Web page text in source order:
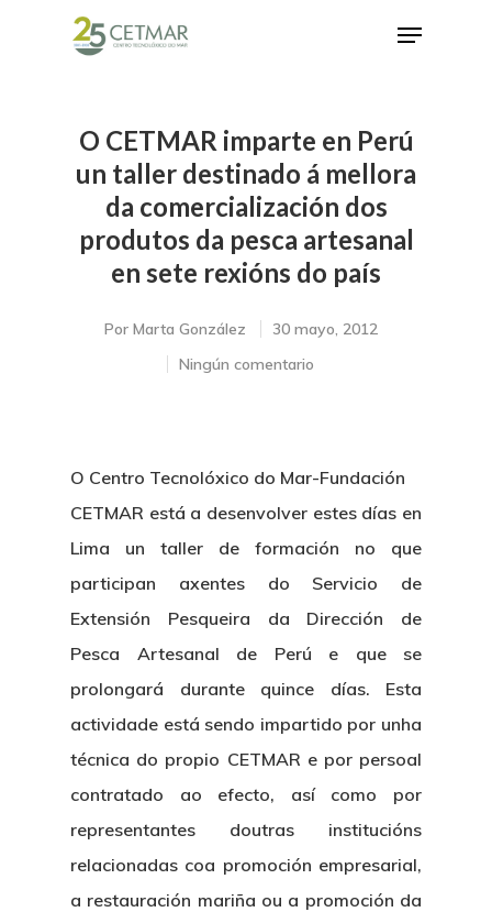
Hit enter to search or ESC to close
O CETMAR imparte en Perú
un taller destinado á mellora
da comercialización dos
produtos da pesca artesanal
en sete rexións do país
Por Marta González
30 mayo, 2012
Ningún comentario
O Centro Tecnolóxico do Mar-Fundación
CETMAR está a desenvolver estes días en
Lima un taller de formación no que
participan axentes do Servicio de
Extensión Pesqueira da Dirección de
Pesca Artesanal de Perú e que se
prolongará durante quince días. Esta
actividade está sendo impartido por unha
técnica do propio CETMAR e por persoal
contratado ao efecto, así como por
representantes doutras institucións
relacionadas coa promoción empresarial,
a restauración mariña ou a promoción da